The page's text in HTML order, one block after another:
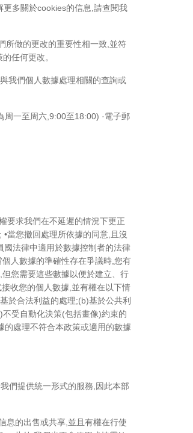
多關於cookies的信息,請查閱我
所做的更改的重要性相一致,並符
任何更改。
我們個人數據處理相關的查詢或
一至周六,9:00至18:00) ·電子郵
要求我們在不延遲的情況下更正
當您撤回處理所依據的同意,且沒
國法律中適用於數據控制者的法律
人數據的準確性存在爭議時,您有
您需要這些數據以便於建立、行
收您的個人數據,並有權在以下情
於合法利益的處理;(b)基於公共利
受自動化決策(包括畫像)約束的
處理不符合本政策或適用的數據
們提供統一形式的服務,因此本部
息的出售或共享,並且有權在行使